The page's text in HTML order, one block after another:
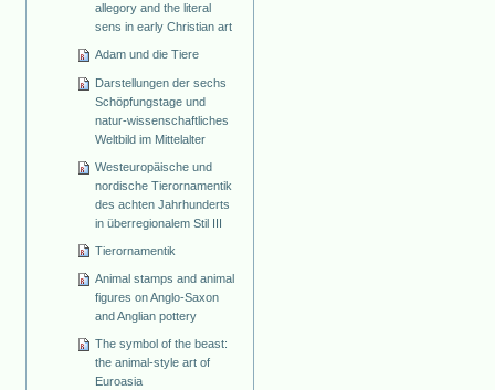
allegory and the literal
sens in early Christian art
Adam und die Tiere
Darstellungen der sechs
Schöpfungstage und
natur-wissenschaftliches
Weltbild im Mittelalter
Westeuropäische und
nordische Tierornamentik
des achten Jahrhunderts
in überregionalem Stil III
Tierornamentik
Animal stamps and animal
figures on Anglo-Saxon
and Anglian pottery
The symbol of the beast:
the animal-style art of
Euroasia